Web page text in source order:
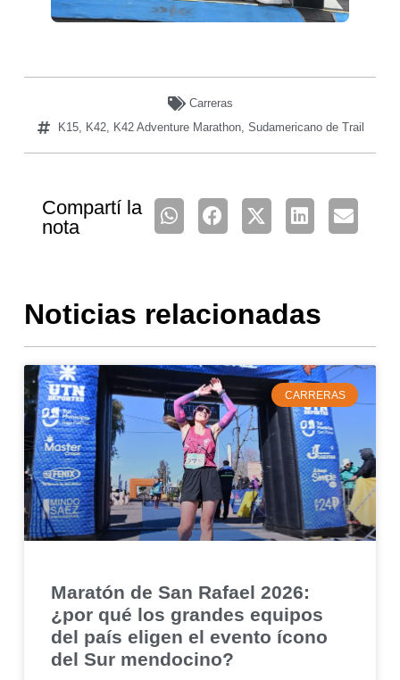
Carreras
K15, K42, K42 Adventure Marathon, Sudamericano de Trail
Compartí la
nota
Noticias relacionadas
CARRERAS
Maratón de San Rafael 2026:
¿por qué los grandes equipos
del país eligen el evento ícono
del Sur mendocino?